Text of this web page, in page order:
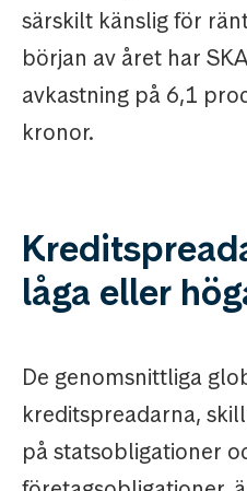
särskilt känslig för
början av året har
avkastning på 6,1
kronor.
låga eller
De genomsnittliga
kreditspreadarna,
på statsobligationer